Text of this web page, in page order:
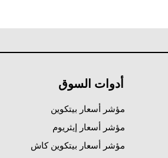
أدوات السوق
مؤشر أسعار بيتكوين
مؤشر أسعار إيثريوم
مؤشر أسعار بيتكوين كاش